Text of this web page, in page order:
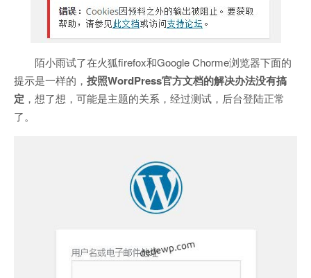
陌小雨试了在火狐firefox和Google Chorme浏览器下面的
提示是一样的， 按照WordPress官方文档的解决办法没有搞
定 ，想了想，可能是主题的关系，经过测试，后台登陆正常
了。